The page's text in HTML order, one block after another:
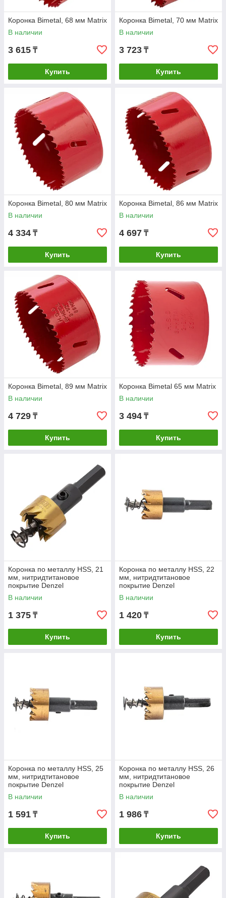
Коронка Bimetal, 68 мм Matrix
В наличии
3 615 ₸
Купить
Коронка Bimetal, 70 мм Matrix
В наличии
3 723 ₸
Купить
Коронка Bimetal, 80 мм Matrix
В наличии
4 334 ₸
Купить
Коронка Bimetal, 86 мм Matrix
В наличии
4 697 ₸
Купить
Коронка Bimetal, 89 мм Matrix
В наличии
4 729 ₸
Купить
Коронка Bimetal 65 мм Matrix
В наличии
3 494 ₸
Купить
Коронка по металлу HSS, 21
мм, нитридтитановое
покрытие Denzel
В наличии
1 375 ₸
Купить
Коронка по металлу HSS, 22
мм, нитридтитановое
покрытие Denzel
В наличии
1 420 ₸
Купить
Коронка по металлу HSS, 25
мм, нитридтитановое
покрытие Denzel
В наличии
1 591 ₸
Купить
Коронка по металлу HSS, 26
мм, нитридтитановое
покрытие Denzel
В наличии
1 986 ₸
Купить